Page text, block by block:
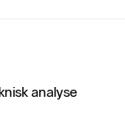
analyse